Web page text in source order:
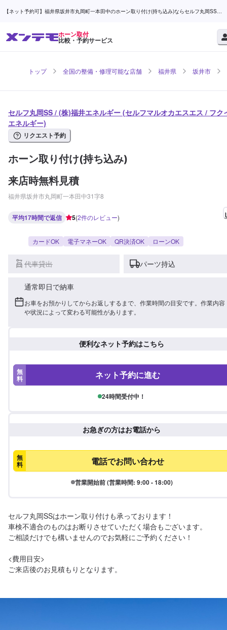
【ネット予約可】福井県坂井市丸岡町一本田中のホーン取り付け(持ち込み)ならセルフ丸岡SS /
ホーン取付
比較・予約サービス
トップ 全国の整備・修理可能な店舗 福井県 坂井市
セルフ丸岡SS / (株)福井エネルギー (セルフマルオカエスエス / フク
エネルギー)
リクエスト予約
ホーン取り付け(持ち込み)
来店時無料見積
福井県坂井市丸岡町一本田中31字8
平均17時間で返信 5(2件のレビュー)
カードOK 電子マネーOK QR決済OK ローンOK
代車貸出 パーツ持込
通常即日で納車
お車をお預かりしてからお返しするまで、作業時間の目安です。作業内容
や状況によって変わる可能性があります。
便利なネット予約はこちら
無
料 ネット予約に進む
24時間受付中！
お急ぎの方はお電話から
無
料 電話でお問い合わせ
営業開始前 (営業時間: 9:00 - 18:00)
セルフ丸岡SSはホーン取り付けも承っております！
車検不適合のものはお断りさせていただく場合もございます。
ご相談だけでも構いませんのでお気軽にご予約ください！
<費用目安>
ご来店後のお見積もりとなります。